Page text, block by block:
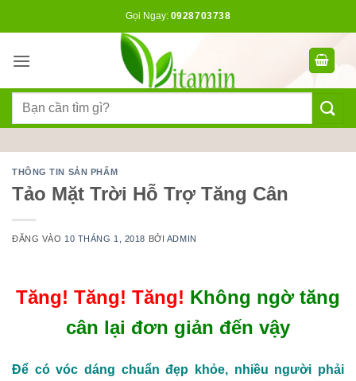
dung
Gọi Ngay: 0928703738
Tìm
THÔNG TIN SẢN PHẨM
Tảo Mặt Trời Hỗ Trợ Tăng Cân
ĐĂNG VÀO 10 THÁNG 1, 2018 BỞI ADMIN
Tăng! Tăng! Tăng! Không ngờ tăng
cân lại đơn giản đến vậy
Để có vóc dáng chuẩn đẹp khỏe, nhiều người phải